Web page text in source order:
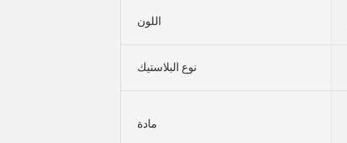
اللون
نوع البلاستيك
مادة